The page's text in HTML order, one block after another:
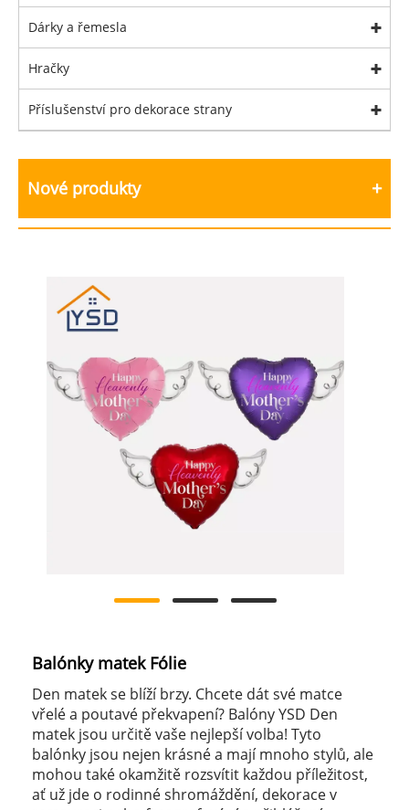
Dárky a řemesla
Hračky
Příslušenství pro dekorace strany
Nové produkty
Balónky matek Fólie
Den matek se blíží brzy. Chcete dát své matce
vřelé a poutavé překvapení? Balóny YSD Den
matek jsou určitě vaše nejlepší volba! Tyto
balónky jsou nejen krásné a mají mnoho stylů, ale
mohou také okamžitě rozsvítit každou příležitost,
ať už jde o rodinné shromáždění, dekorace v